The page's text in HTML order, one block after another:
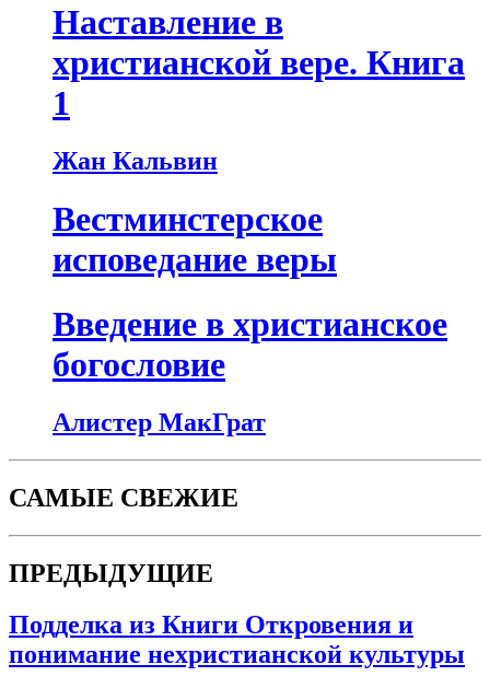
Наставление в
христианской вере. Книга
1
Жан Кальвин
Вестминстерское
исповедание веры
Введение в христианское
богословие
Алистер МакГрат
САМЫЕ СВЕЖИЕ
ПРЕДЫДУЩИЕ
Подделка из Книги Откровения и
понимание нехристианской культуры